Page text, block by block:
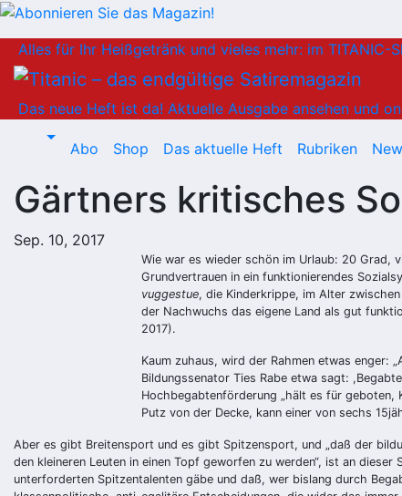
Inhalt
springen
Alles für Ihr Heißgetränk und vieles mehr: im TITANIC-
Das neue Heft ist da! Aktuelle Ausgabe ansehen und
Abo Shop Das aktuelle Heft Rubriken
Gärtners kritisches
Sep. 10, 2017
Wie war es wieder schön im Urlaub: 20 Grad,
Grundvertrauen in ein funktionierendes
vuggestue, die Kinderkrippe, im Alter
der Nachwuchs das eigene Land als gut
2017).
Kaum zuhaus, wird der Rahmen etwas enger:
Bildungssenator Ties Rabe etwa sagt:
Hochbegabtenförderung „hält es für geboten,
Putz von der Decke, kann einer von sechs
Aber es gibt Breitensport und es gibt Spitzensport, und „daß der
den kleineren Leuten in einen Topf geworfen zu werden“, ist an
unterforderten Spitzentalenten gäbe und daß, wer bislang durch